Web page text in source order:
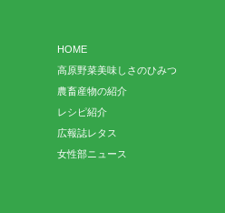
HOME
高原野菜美味しさのひみつ
農畜産物の紹介
レシピ紹介
広報誌レタス
女性部ニュース